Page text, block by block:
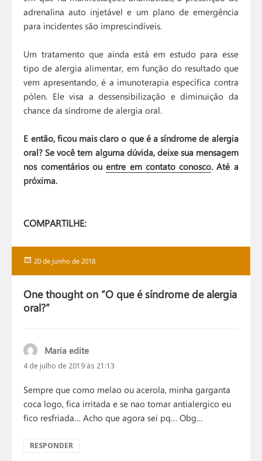
adrenalina auto injetável e um plano de emergência
para incidentes são imprescindíveis.
Um tratamento que ainda está em estudo para esse
tipo de alergia alimentar, em função do resultado que
vem apresentando, é a imunoterapia específica contra
pólen. Ele visa a dessensibilização e diminuição da
chance da síndrome de alergia oral.
E então, ficou mais claro o que é a síndrome de alergia
oral? Se você tem alguma dúvida, deixe sua mensagem
nos comentários ouentre em contato conosco. Até a
próxima.
COMPARTILHE:
Publicado
20 de junho de 2018
One thought on “O que é síndrome de alergia
oral?”
Maria edite
4 de julho de 2019 às 21:13
Sempre que como melao ou acerola, minha garganta
coca logo, fica irritada e se nao tomar antialergico eu
fico resfriada… Acho que agora sei pq… Obg…
RESPONDER